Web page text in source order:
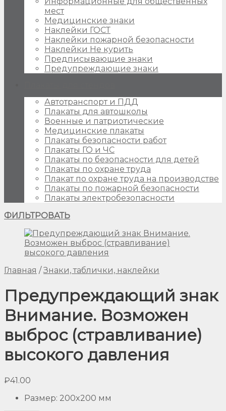
мест
Медицинские знаки
Наклейки ГОСТ
Наклейки пожарной безопасности
Наклейки Не курить
Предписывающие знаки
Предупреждающие знаки
Автотранспорт и ПДД
Плакаты для автошколы
Военные и патриотические
Медицинские плакаты
Плакаты безопасности работ
Плакаты ГО и ЧС
Плакаты по безопасности для детей
Плакаты по охране труда
Плакат по охране труда на производстве
Плакаты по пожарной безопасности
Плакаты электробезопасности
ФИЛЬТРОВАТЬ
Главная / Знаки, таблички, наклейки
Предупреждающий знак
Внимание. Возможен
выброс (стравливание)
высокого давления
₽41.00
Размер: 200x200 мм